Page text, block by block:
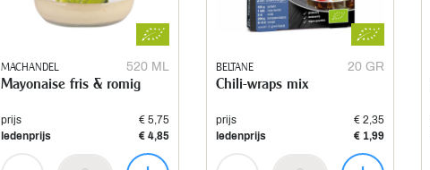
MACHANDEL 520 ML
Mayonaise fris & romig
prijs
€ 5,75
ledenprijs
€ 4,85
BELTANE 20 GR
Chili-wraps mix
prijs
€ 2,35
ledenprijs
€ 1,99